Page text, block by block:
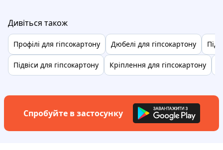
Дивіться також
Профілі для гіпсокартону Дюбелі для гіпсокартону
Підвіси для гіпсокартону Кріплення для гіпсокартону
Спробуйте в застосунку